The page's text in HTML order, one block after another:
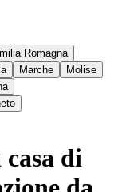
Romagna
Marche
Molise
di